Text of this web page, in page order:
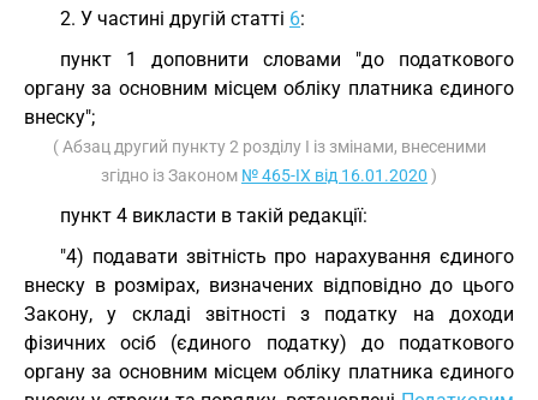
2. У частині другій статті 6:
пункт 1 доповнити словами "до податкового
органу за основним місцем обліку платника єдиного
внеску";
( Абзац другий пункту 2 розділу I із змінами, внесеними
згідно із Законом № 465-IX від 16.01.2020 )
пункт 4 викласти в такій редакції:
"4) подавати звітність про нарахування єдиного
внеску в розмірах, визначених відповідно до цього
Закону, у складі звітності з податку на доходи
фізичних осіб (єдиного податку) до податкового
органу за основним місцем обліку платника єдиного